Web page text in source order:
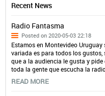
Recent News
Radio Fantasma
Posted on 2020-05-03 22:18
Estamos en Montevideo
variada es para todos los
que a la audiencia le gusta y
toda la gente que escucha la
READ MORE